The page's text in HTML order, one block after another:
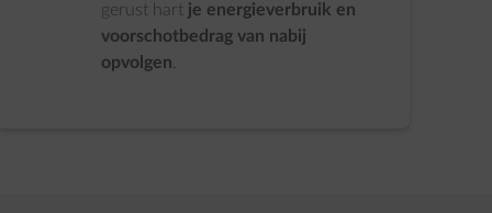
gerust hart je energieverbruik en
voorschotbedrag van nabij
opvolgen